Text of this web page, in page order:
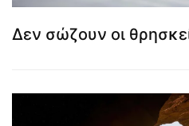
Δεν σώζουν οι